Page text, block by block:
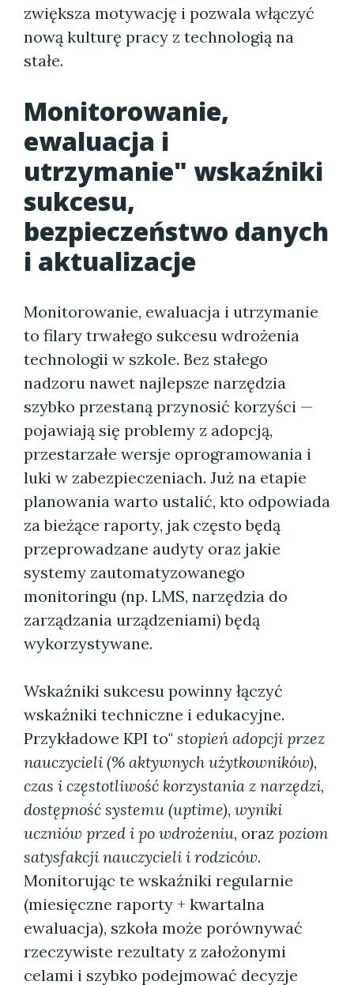
zwiększa motywację i pozwala włączyć
nową kulturę pracy z technologią na
stałe.
Monitorowanie,
ewaluacja i
utrzymanie" wskaźniki
sukcesu,
bezpieczeństwo danych
i aktualizacje
Monitorowanie, ewaluacja i utrzymanie
to filary trwałego sukcesu wdrożenia
technologii w szkole. Bez stałego
nadzoru nawet najlepsze narzędzia
szybko przestaną przynosić korzyści —
pojawiają się problemy z adopcją,
przestarzałe wersje oprogramowania i
luki w zabezpieczeniach. Już na etapie
planowania warto ustalić, kto odpowiada
za bieżące raporty, jak często będą
przeprowadzane audyty oraz jakie
systemy zautomatyzowanego
monitoringu (np. LMS, narzędzia do
zarządzania urządzeniami) będą
wykorzystywane.
Wskaźniki sukcesu powinny łączyć
wskaźniki techniczne i edukacyjne.
Przykładowe KPI to" stopień adopcji przez
nauczycieli (% aktywnych użytkowników),
czas i częstotliwość korzystania z narzędzi,
dostępność systemu (uptime), wyniki
uczniów przed i po wdrożeniu, oraz poziom
satysfakcji nauczycieli i rodziców.
Monitorując te wskaźniki regularnie
(miesięczne raporty + kwartalna
ewaluacja), szkoła może porównywać
rzeczywiste rezultaty z założonymi
celami i szybko podejmować decyzje